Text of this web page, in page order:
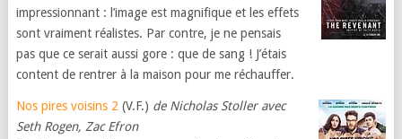
impressionnant : l’image est magnifique et les effets
sont vraiment réalistes. Par contre, je ne pensais
pas que ce serait aussi gore : que de sang ! J’étais
content de rentrer à la maison pour me réchauffer.
Nos pires voisins 2 (V.F.) de Nicholas Stoller avec
Seth Rogen, Zac Efron